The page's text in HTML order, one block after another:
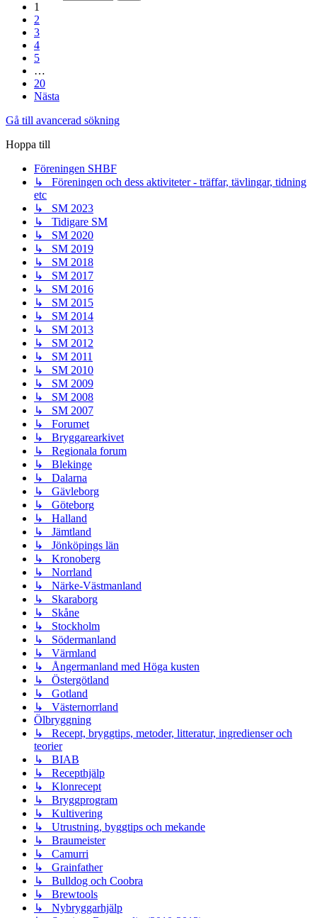
1
2
3
4
5
…
20
Nästa
Gå till avancerad sökning
Hoppa till
Föreningen SHBF
↳ Föreningen och dess aktiviteter - träffar, tävlingar, tidning
etc
↳ SM 2023
↳ Tidigare SM
↳ SM 2020
↳ SM 2019
↳ SM 2018
↳ SM 2017
↳ SM 2016
↳ SM 2015
↳ SM 2014
↳ SM 2013
↳ SM 2012
↳ SM 2011
↳ SM 2010
↳ SM 2009
↳ SM 2008
↳ SM 2007
↳ Forumet
↳ Bryggarearkivet
↳ Regionala forum
↳ Blekinge
↳ Dalarna
↳ Gävleborg
↳ Göteborg
↳ Halland
↳ Jämtland
↳ Jönköpings län
↳ Kronoberg
↳ Norrland
↳ Närke-Västmanland
↳ Skaraborg
↳ Skåne
↳ Stockholm
↳ Södermanland
↳ Värmland
↳ Ångermanland med Höga kusten
↳ Östergötland
↳ Gotland
↳ Västernorrland
Ölbryggning
↳ Recept, bryggtips, metoder, litteratur, ingredienser och
teorier
↳ BIAB
↳ Recepthjälp
↳ Klonrecept
↳ Bryggprogram
↳ Kultivering
↳ Utrustning, byggtips och mekande
↳ Braumeister
↳ Camurri
↳ Grainfather
↳ Bulldog och Coobra
↳ Brewtools
↳ Nybryggarhjälp